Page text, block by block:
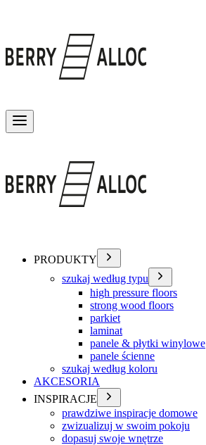
PRODUKTY
szukaj według typu
high pressure floors
strong wood floors
parkiet
laminat
panele & płytki winylowe
panele ścienne
szukaj według koloru
AKCESORIA
INSPIRACJE
prawdziwe inspiracje domowe
zwizualizuj w swoim pokoju
dopasuj swoje wnętrze